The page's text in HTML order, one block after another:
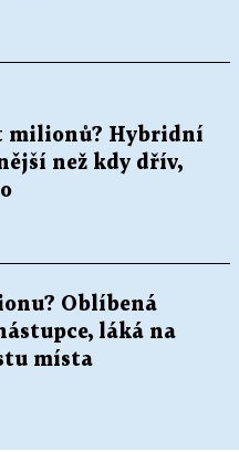
milionů? Hybridní
než kdy dřív,
Oblíbená
láká na
místa